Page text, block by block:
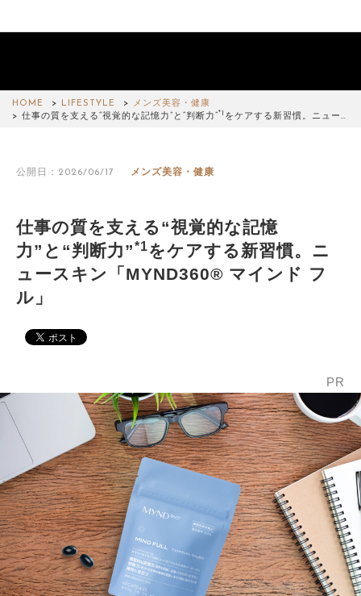
HOME LIFESTYLE
メンズ美容・健康
仕事の質を支える“視覚的な記憶力”と“判断力”
*1 をケアする新習慣。ニュー…
公開日：2026/06/17 メンズ美容・健康
仕事の質を支える“視覚的な記憶
力”と“判断力”*1をケアする新習慣。ニ
ュースキン「MYND360® マインド フ
ル」
PR